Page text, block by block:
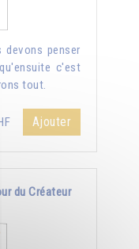
penser
c'est
tout.
Ajouter
du Créateur